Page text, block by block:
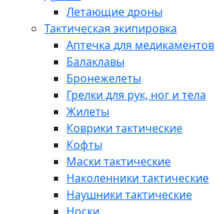
Летающие дроны
Тактическая экипировка
Аптечка для медикаментов
Балаклавы
Бронежелеты
Грелки для рук, ног и тела
Жилеты
Коврики тактические
Кофты
Маски тактические
Наколенники тактические
Наушники тактические